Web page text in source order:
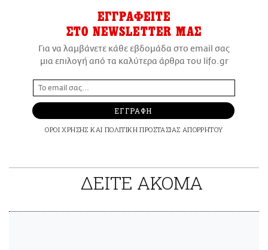
ΕΓΓΡΑΦΕΙΤΕ
ΣΤΟ NEWSLETTER ΜΑΣ
Για να λαμβάνετε κάθε εβδομάδα στο email σας
μια επιλογή από τα καλύτερα άρθρα του lifo.gr
ΕΓΓΡΑΦΗ
ΟΡΟΙ ΧΡΗΣΗΣ ΚΑΙ ΠΟΛΙΤΙΚΗ ΠΡΟΣΤΑΣΙΑΣ ΑΠΟΡΡΗΤΟΥ
ΔΕΙΤΕ ΑΚΟΜΑ